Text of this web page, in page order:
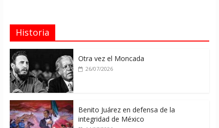
Historia
Otra vez el Moncada
26/07/2026
Benito Juárez en defensa de la
integridad de México